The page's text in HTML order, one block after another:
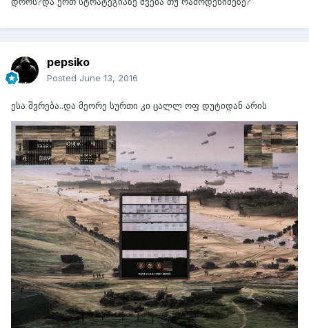
pepsiko
Posted June 13, 2016
ესა შვრება..და მეორე სურთი კი ცალლ ოფ დუტიდან არის